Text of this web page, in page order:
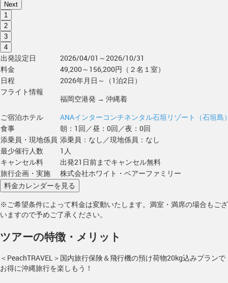
Next
1
2
3
4
出発設定日
2026/04/01～2026/10/31
料金
49,200～156,200円（２名１室）
日程
2026年月日～（1泊2日）
フライト情報
福岡空港発 → 沖縄着
ご宿泊ホテル
ANAインターコンチネンタル石垣リゾート（石垣島
食事
朝：1回／昼：0回／夜：0回
添乗員・現地係員 添乗員：なし／現地係員：なし
最少催行人数
1人
キャンセル料
出発21日前までキャンセル無料
旅行企画・実施
株式会社ホワイト・ベアーファミリー
※ご希望条件によって料金は変動いたします。満室・満席の場合もござ
いますので予めご了承ください。
ツアーの特徴・メリット
＜PeachTRAVEL＞国内旅行保険＆飛行機の預け荷物20kg込みプランで
お得に沖縄旅行を楽しもう！